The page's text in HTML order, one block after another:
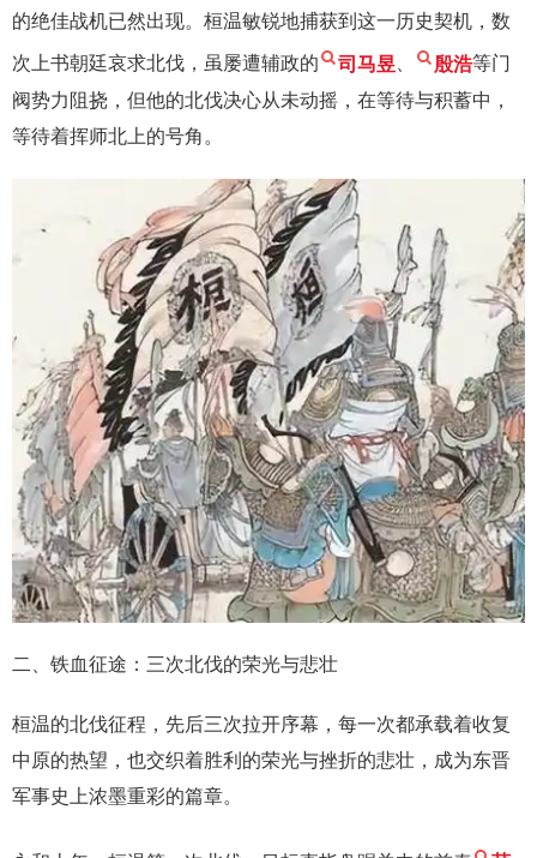
的绝佳战机已然出现。桓温敏锐地捕获到这一历史契机，数
次上书朝廷哀求北伐，虽屡遭辅政的 司马昱、 殷浩等门
阀势力阻挠，但他的北伐决心从未动摇，在等待与积蓄中，
等待着挥师北上的号角。
二、铁血征途：三次北伐的荣光与悲壮
桓温的北伐征程，先后三次拉开序幕，每一次都承载着收复
中原的热望，也交织着胜利的荣光与挫折的悲壮，成为东晋
军事史上浓墨重彩的篇章。